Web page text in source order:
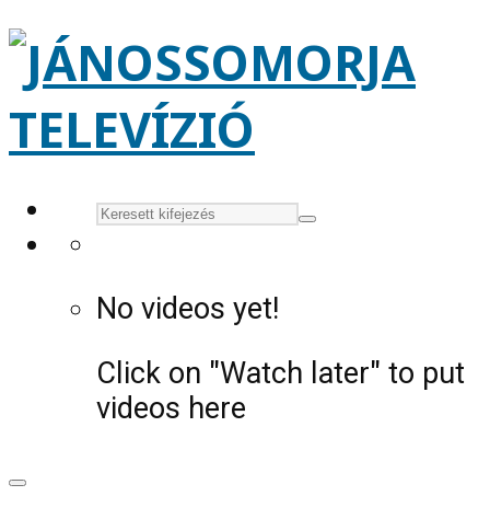
No videos yet!
Click on "Watch later" to put
videos here